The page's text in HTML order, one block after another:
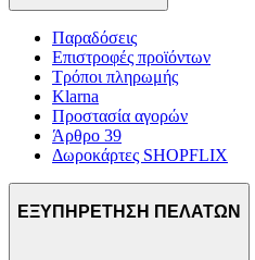
Παραδόσεις
Επιστροφές προϊόντων
Τρόποι πληρωμής
Klarna
Προστασία αγορών
Άρθρο 39
Δωροκάρτες SHOPFLIX
ΕΞΥΠΗΡΕΤΗΣΗ ΠΕΛΑΤΩΝ